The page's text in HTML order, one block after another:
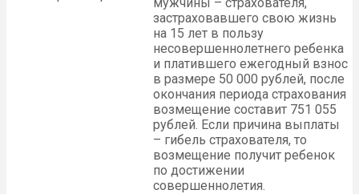
застраховавшего свою жизнь
на 15 лет в пользу
несовершеннолетнего ребенка
и платившего ежегодный взнос
в размере 50 000 рублей, после
окончания периода страхования
возмещение составит 751 055
рублей. Если причина выплаты
– гибель страхователя, то
возмещение получит ребенок
по достижении
совершеннолетия.